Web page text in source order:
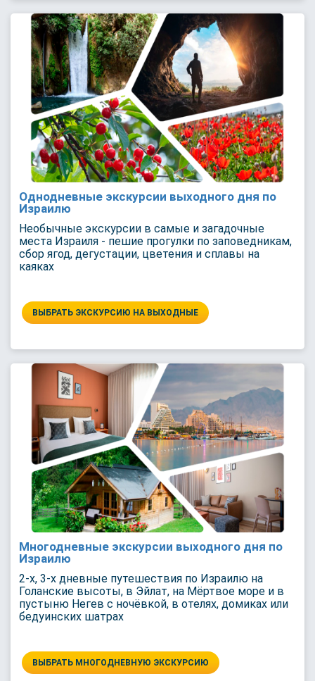
Однодневные экскурсии выходного дня по
Израилю
Необычные экскурсии в самые и загадочные
места Израиля - пешие прогулки по заповедникам,
сбор ягод, дегустации, цветения и сплавы на
каяках
ВЫБРАТЬ ЭКСКУРСИЮ НА ВЫХОДНЫЕ
Многодневные экскурсии выходного дня по
Израилю
2-х, 3-х дневные путешествия по Израилю на
Голанские высоты, в Эйлат, на Мёртвое море и в
пустыню Негев с ночёвкой, в отелях, домиках или
бедуинских шатрах
ВЫБРАТЬ МНОГОДНЕВНУЮ ЭКСКУРСИЮ